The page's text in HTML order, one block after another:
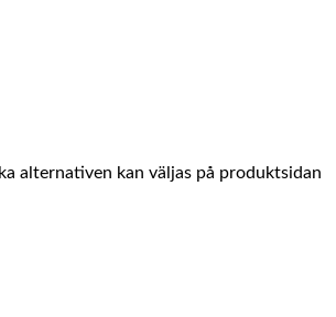
alternativen kan väljas på produktsidan